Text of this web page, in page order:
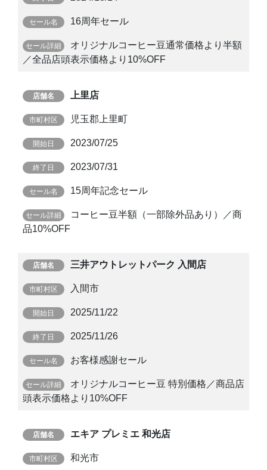
16周年セール
オリジナルコーヒー豆通常価格より半額
／全品店頭表示価格より10%OFF
上里店
児玉郡上里町
2023/07/25
2023/07/31
15周年記念セール
コーヒー豆半額（一部除外品あり）／商
品10%OFF
三井アウトレットパーク 入間店
入間市
2025/11/22
2025/11/26
お客様感謝セール
オリジナルコーヒー豆 特別価格／商品店
頭表示価格より10%OFF
エキア プレミエ 和光店
和光市